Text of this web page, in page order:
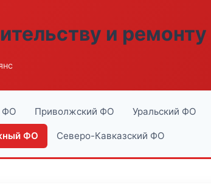
и ремонту
ФО Приволжский ФО Уральский ФО
ФО Северо-Кавказский ФО